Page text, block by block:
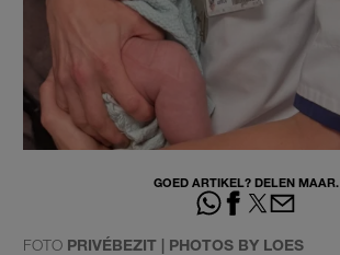
GOED ARTIKEL? DELEN MAAR.
FOTO PRIVÉBEZIT | PHOTOS BY LOES